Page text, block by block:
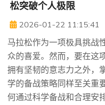
松突破个人极限
2026-01-22 11:15:41
马拉松作为一项极具挑战
众的喜爱。然而，要在这
拥有坚韧的意志力之外，
学的备战策略同样至关重
何通过科学备战和合理安